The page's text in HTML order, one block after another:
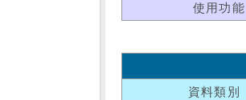
使用功能
資料類別